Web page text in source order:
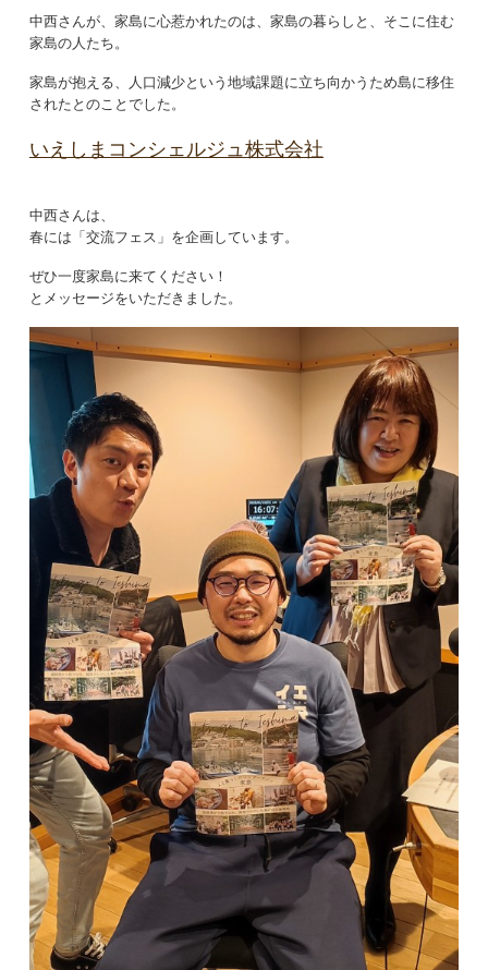
中西さんが、家島に心惹かれたのは、家島の暮らしと、そこに住む
家島の人たち。
家島が抱える、人口減少という地域課題に立ち向かうため島に移住
されたとのことでした。
いえしまコンシェルジュ株式会社
中西さんは、
春には「交流フェス」を企画しています。
ぜひ一度家島に来てください！
とメッセージをいただきました。